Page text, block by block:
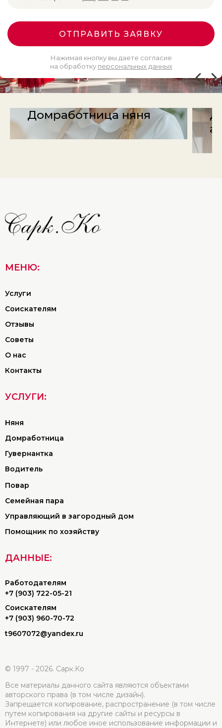
ОТПРАВИТЬ ЗАЯВКУ
Нажимая кнопку вы даете согласие
на обработку персональных данных
Домработница няня
МЕНЮ:
Услуги
Соискателям
Отзывы
Советы
О нас
Контакты
УСЛУГИ:
Няня
Домработница
Гувернантка
Водитель
Повар
Семейная пара
Управляющий в загородный дом
Помощник по хозяйству
ДАННЫЕ:
Работодателям
+7 (903) 722-05-21
Соискателям
+7 (903) 960-70-72
t9607072@yandex.ru
© 1997 - 2026. Сарк.Ко
Все материалы данного сайта являются объектами
авторского права (в том числе дизайн).
Запрещается копирование, распространение (в том числе
путем копирования на другие сайты и ресурсы в
Интернете) или любое иное использование информации и